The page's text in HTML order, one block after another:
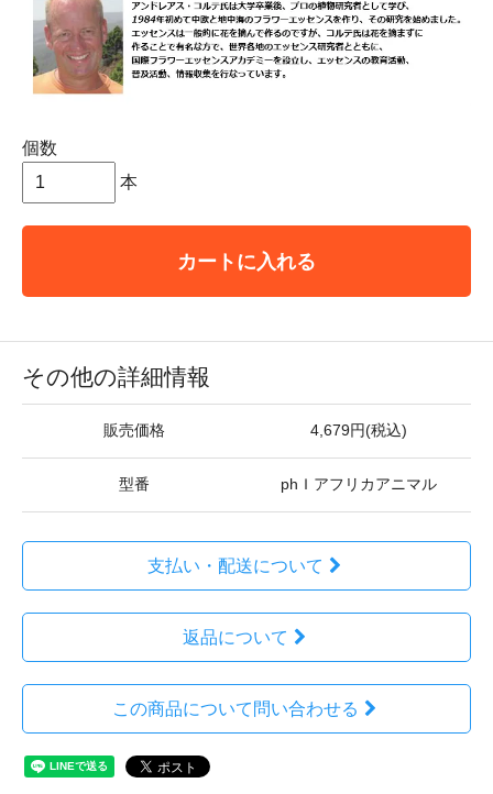
個数
本
カートに入れる
その他の詳細情報
販売価格 4,679円(税込)
型番 phＩアフリカアニマル
支払い・配送について
返品について
この商品について問い合わせる